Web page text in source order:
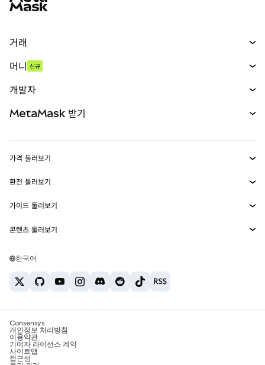
거래
무기한 선물
실물자산
머니 신규
개발자
MetaMask Connect
Snaps
웹3 서비스
MetaMask 받기
보안
고객 지원
채용
가격 둘러보기
이더리움 가격
솔라나 가격
테더 가격
환전 둘러보기
ETH를 USD로 환전
USDT를 INR로 환전
BTC를 INR로 환전
ETH를 USDT로 환전
가이드 둘러보기
ETH 매수
USDT 매수
SHIB 매수
BNB 매수
콘텐츠 둘러보기
솔라나 지갑
암호화폐 세금 뉴스
암호화폐 매수 방법
한국어
Consensys
개인정보 처리방침
이용약관
기여자 라이선스 계약
사이트맵
접근성